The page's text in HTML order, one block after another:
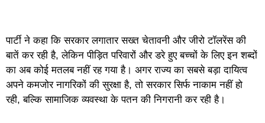
पार्टी ने कहा कि सरकार लगातार सख्त चेतावनी और जीरो टॉलरेंस की
बातें कर रही है, लेकिन पीड़ित परिवारों और डरे हुए बच्चों के लिए इन शब्दों
का अब कोई मतलब नहीं रह गया है। अगर राज्य का सबसे बड़ा दायित्व
अपने कमजोर नागरिकों की सुरक्षा है, तो सरकार सिर्फ नाकाम नहीं हो
रही, बल्कि सामाजिक व्यवस्था के पतन की निगरानी कर रही है।